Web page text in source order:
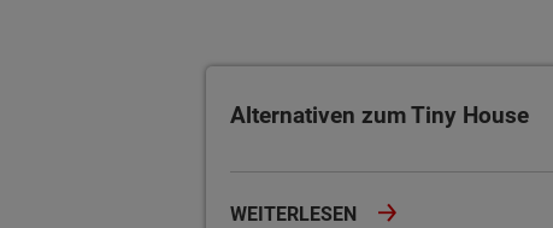
Alternativen zum Tiny House
WEITERLESEN